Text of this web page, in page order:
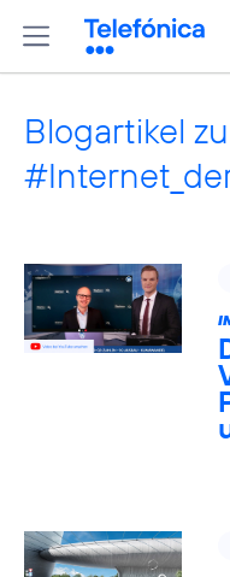
Blogartikel